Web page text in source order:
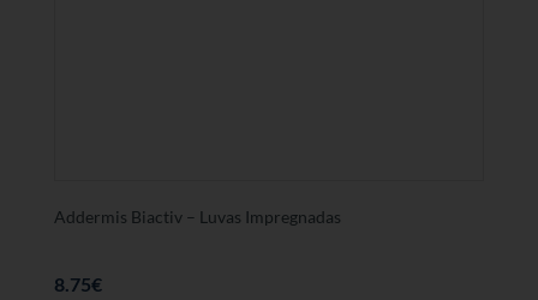
Addermis Biactiv – Luvas Impregnadas
8.75€